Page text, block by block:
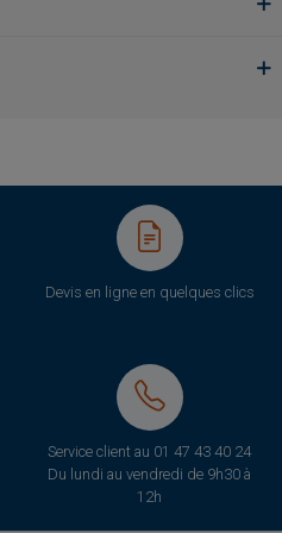
Devis en ligne en quelques clics
Service client au 01 47 43 40 24
Du lundi au vendredi de 9h30 à
12h